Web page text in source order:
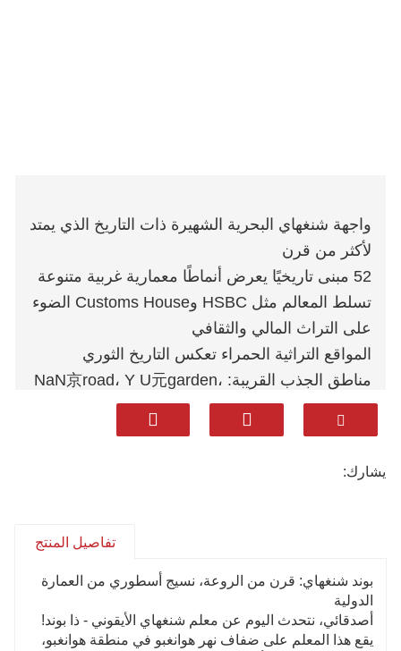
واجهة شنغهاي البحرية الشهيرة ذات التاريخ الذي يمتد
لأكثر من قرن
52 مبنى تاريخيًا يعرض أنماطًا معمارية غربية متنوعة
تسلط المعالم مثل HSBC وCustoms House الضوء
على التراث المالي والثقافي
المواقع التراثية الحمراء تعكس التاريخ الثوري
مناطق الجذب القريبة: NaN京road، Y U元garden،
Cheng黄temple
مناظر خلابة على ضفاف النهر ليلاً ونهارًا تجمع بين
يشارك:
تفاصيل المنتج
بوند شنغهاي: قرن من الروعة، نسيج أسطوري من العمارة
الدولية
أصدقائي، نتحدث اليوم عن معلم شنغهاي الأيقوني - ذا بوند!
يقع هذا المعلم على ضفاف نهر هوانغبو في منطقة هوانغبو،